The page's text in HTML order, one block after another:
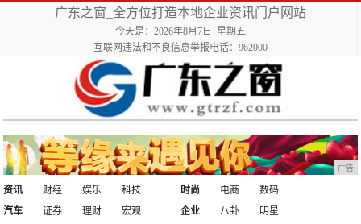
广东之窗_全方位打造本地企业资讯门户网站
今天是：2026年8月7日 星期五
互联网违法和不良信息举报电话：962000
广告
资讯 财经 娱乐
科技
汽车
证券 理财 宏观
时尚 电商
数码
企业
八卦
明星